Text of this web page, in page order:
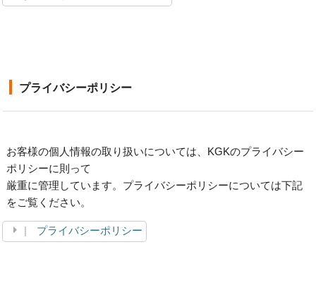
プライバシーポリシー
お客様の個人情報の取り扱いについては、KGKのプライバシー
ポリシーに則って
厳重に管理しています。プライバシーポリシーについては下記
をご覧ください。
プライバシーポリシー